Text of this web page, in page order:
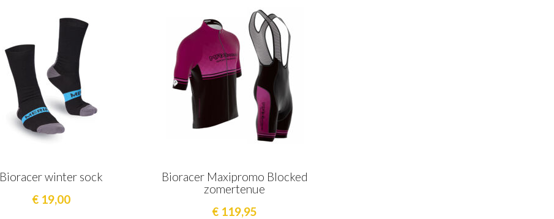
Bioracer winter sock
€ 19,00
Bioracer Maxipromo Blocked
zomertenue
€ 119,95